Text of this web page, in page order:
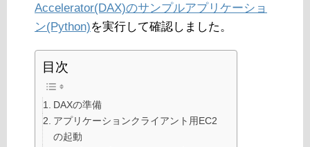
Accelerator(DAX)のサンプルアプリケーショ
ン(Python)を実行して確認しました。
目次
DAXの準備
アプリケーションクライアント用EC2
の起動